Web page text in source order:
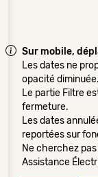
Sur mobile,
Les dates ne
opacité diminuée.
Le partie Filtre
fermeture.
Les dates
reportées sur
Ne cherchez pas
Assistance